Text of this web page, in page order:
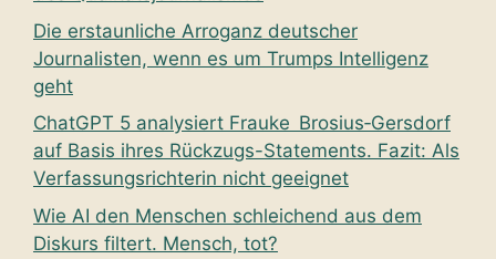
Die erstaunliche Arroganz deutscher
Journalisten, wenn es um Trumps Intelligenz
geht
ChatGPT 5 analysiert Frauke Brosius‑Gersdorf
auf Basis ihres Rückzugs-Statements. Fazit: Als
Verfassungsrichterin nicht geeignet
Wie AI den Menschen schleichend aus dem
Diskurs filtert. Mensch, tot?